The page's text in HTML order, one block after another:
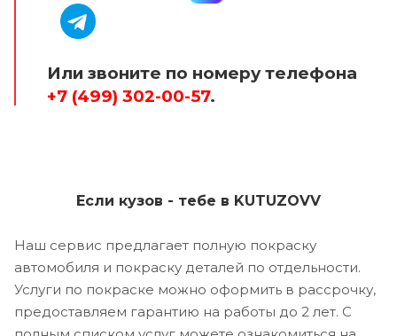
Или звоните по номеру телефона
+7 (499) 302-00-57.
Если кузов - тебе в KUTUZOVV
Наш сервис предлагает полную покраску
автомобиля и покраску деталей по отдельности.
Услуги по покраске можно оформить в рассрочку,
предоставляем гарантию на работы до 2 лет. С